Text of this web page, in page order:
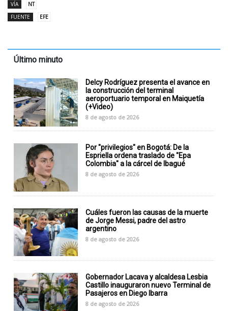
VÍA
NT
FUENTE
EFE
Último minuto
Delcy Rodríguez presenta el avance en
la construcción del terminal
aeroportuario temporal en Maiquetía
(+Video)
8 de agosto de 2026
Por "privilegios" en Bogotá: De la
Espriella ordena traslado de "Epa
Colombia" a la cárcel de Ibagué
8 de agosto de 2026
Cuáles fueron las causas de la muerte
de Jorge Messi, padre del astro
argentino
8 de agosto de 2026
Gobernador Lacava y alcaldesa Lesbia
Castillo inauguraron nuevo Terminal de
Pasajeros en Diego Ibarra
8 de agosto de 2026